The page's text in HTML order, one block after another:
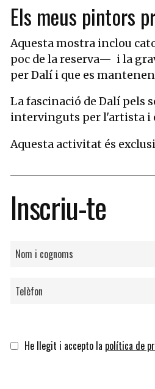
Els meus pintors
Aquesta mostra inclou
poc de la reserva— i la
per Dalí i que es
La fascinació de Dalí pels
intervinguts per l'artista i
Aquesta activitat és
Inscriu-te
He llegit i accepto la política de